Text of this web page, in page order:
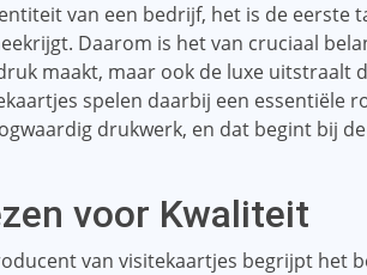
van een bedrijf, het is de eerste
Daarom is het van cruciaal
maakt, maar ook de luxe uitstraalt
spelen daarbij een essentiële
drukwerk, en dat begint bij de
voor Kwaliteit
van visitekaartjes begrijpt het